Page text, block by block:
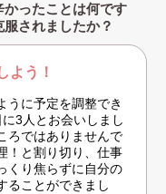
ったことは何です
されましたか？
よう！
うに予定を調整でき
3人とお会いしまし
ろではありませんで
！と割り切り、仕事
くり焦らずに自分の
ることができまし